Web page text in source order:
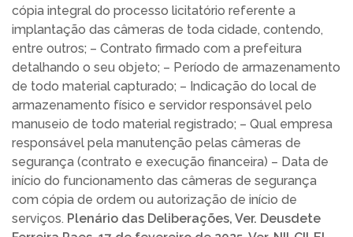
cópia integral do processo licitatório referente a
implantação das câmeras de toda cidade, contendo,
entre outros; – Contrato firmado com a prefeitura
detalhando o seu objeto; – Período de armazenamento
de todo material capturado; – Indicação do local de
armazenamento físico e servidor responsável pelo
manuseio de todo material registrado; – Qual empresa
responsável pela manutenção pelas câmeras de
segurança (contrato e execução financeira) – Data de
início do funcionamento das câmeras de segurança
com cópia de ordem ou autorização de início de
serviços. Plenário das Deliberações, Ver. Deusdete